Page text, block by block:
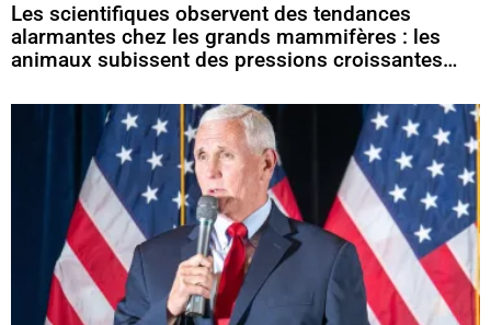
Les scientifiques observent des tendances
alarmantes chez les grands mammifères : les
animaux subissent des pressions croissantes…